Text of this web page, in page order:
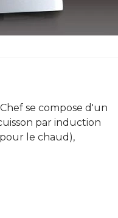
se compose d'un
par induction
pour le chaud),